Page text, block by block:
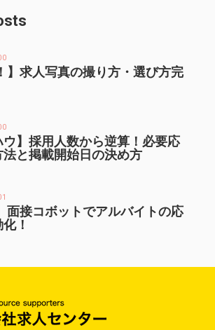
】求人写真の撮り方・選び方完
ウ】採用人数から逆算！必要応
と掲載開始日の決め方
面接コボットでアルバイトの応
！